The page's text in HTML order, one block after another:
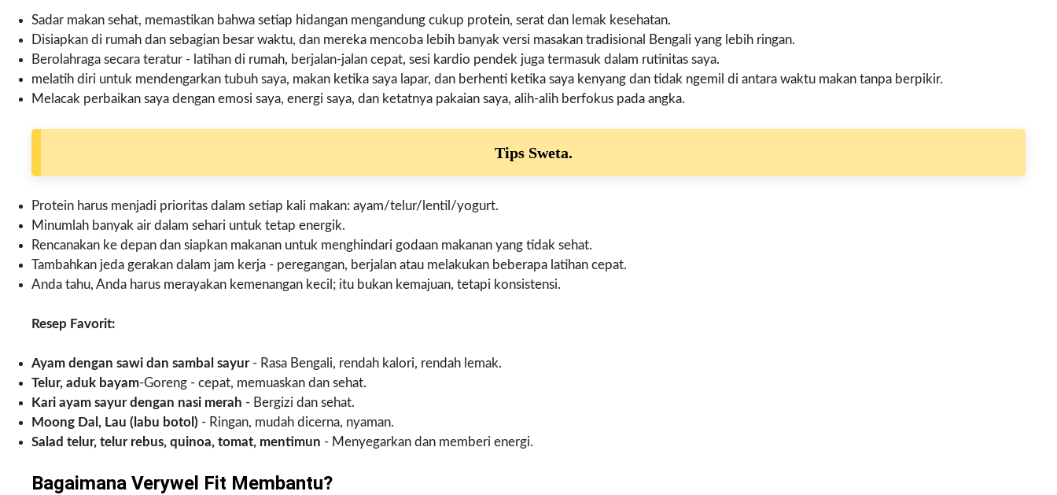
Sadar makan sehat, memastikan bahwa setiap hidangan mengandung cukup protein, serat dan lemak kesehatan.
Disiapkan di rumah dan sebagian besar waktu, dan mereka mencoba lebih banyak versi masakan tradisional Bengali yang lebih ringan.
Berolahraga secara teratur - latihan di rumah, berjalan-jalan cepat, sesi kardio pendek juga termasuk dalam rutinitas saya.
melatih diri untuk mendengarkan tubuh saya, makan ketika saya lapar, dan berhenti ketika saya kenyang dan tidak ngemil di antara waktu makan tanpa berpikir.
Melacak perbaikan saya dengan emosi saya, energi saya, dan ketatnya pakaian saya, alih-alih berfokus pada angka.
Tips Sweta.
Protein harus menjadi prioritas dalam setiap kali makan: ayam/telur/lentil/yogurt.
Minumlah banyak air dalam sehari untuk tetap energik.
Rencanakan ke depan dan siapkan makanan untuk menghindari godaan makanan yang tidak sehat.
Tambahkan jeda gerakan dalam jam kerja - peregangan, berjalan atau melakukan beberapa latihan cepat.
Anda tahu, Anda harus merayakan kemenangan kecil; itu bukan kemajuan, tetapi konsistensi.
Resep Favorit:
Ayam dengan sawi dan sambal sayur- Rasa Bengali, rendah kalori, rendah lemak.
Telur, aduk bayam-Goreng - cepat, memuaskan dan sehat.
Kari ayam sayur dengan nasi merah - Bergizi dan sehat.
Moong Dal, Lau (labu botol) - Ringan, mudah dicerna, nyaman.
Salad telur, telur rebus, quinoa, tomat, mentimun - Menyegarkan dan memberi energi.
Bagaimana Verywel Fit Membantu?